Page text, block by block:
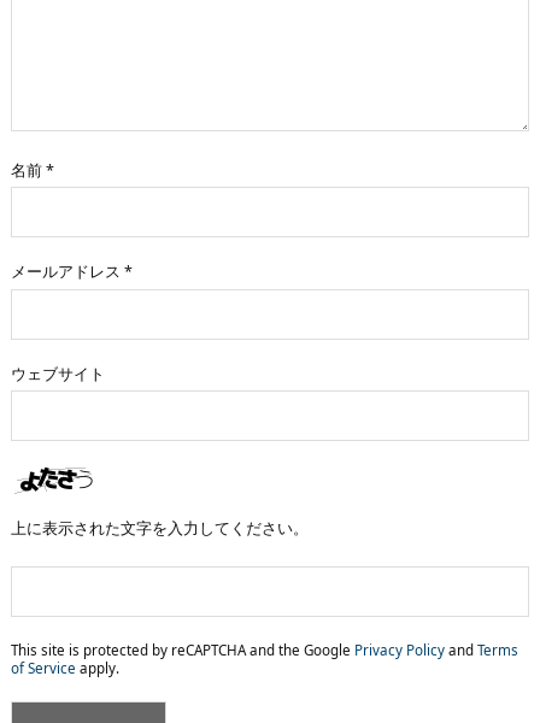
名前*
メールアドレス *
ウェブサイト
上に表示された文字を入力してください。
This site is protected by reCAPTCHA and the Google Privacy Policy and Terms
of Service apply.